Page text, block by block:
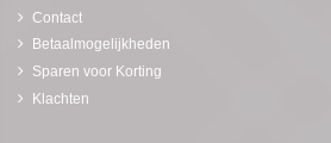
Contact
Betaalmogelijkheden
Sparen voor Korting
Klachten